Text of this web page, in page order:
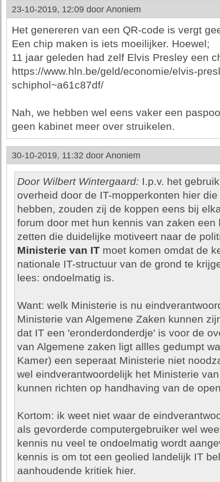
23-10-2019, 12:09 door Anoniem
Het genereren van een QR-code is vergt
Een chip maken is iets moeilijker. Hoewel;
11 jaar geleden had zelf Elvis Presley een
https://www.hln.be/geld/economie/elvis-
schiphol~a61c87df/
Nah, we hebben wel eens vaker een
geen kabinet meer over struikelen.
30-10-2019, 11:32 door Anoniem
Door Wilbert Wintergaard: I.p.v. het
overheid door de IT-mopperkonten hier
hebben, zouden zij de koppen eens bij
forum door met hun kennis van zaken
zetten die duidelijke motiveert naar de
Ministerie van ITmoet komen omdat de
nationale IT-structuur van de grond te
lees: ondoelmatig is.
Want: welk Ministerie is nu
Ministerie van Algemene Zaken kunnen
dat IT een 'eronderdonderdje' is voor de
van Algemene zaken ligt allles gedumpt
Kamer) een seperaat Ministerie niet
wel eindverantwoordelijk het Ministerie
kunnen richten op handhaving van de
Kortom: ik weet niet waar de
als gevorderde computergebruiker wel
kennis nu veel te ondoelmatig wordt
kennis is om tot een geolied landelijk IT
aanhoudende kritiek hier.